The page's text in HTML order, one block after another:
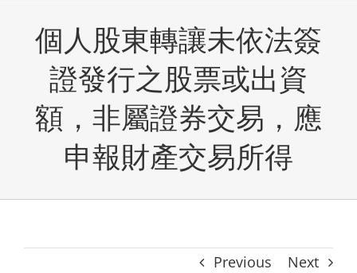
個人股東轉讓未依法簽
證發行之股票或出資
額，非屬證券交易，應
申報財產交易所得
Previous Next